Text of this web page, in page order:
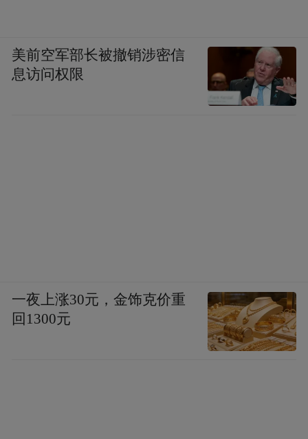
美前空军部长被撤销涉密信
息访问权限
一夜上涨30元，金饰克价重
回1300元